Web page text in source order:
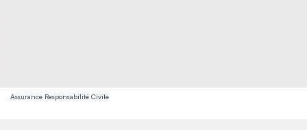
Assurance Responsabilité Civile